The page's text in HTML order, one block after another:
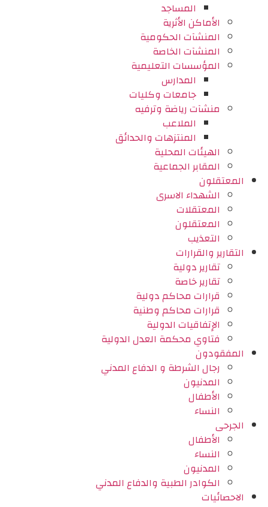
المساجد
الأماكن الأثرية
المنشآت الحكومية
المنشآت الخاصة
المؤسسات التعليمية
المدارس
جامعات وكليات
منشآت رياضة وترفيه
الملاعب
المنتزهات والحدائق
الهيئات المحلية
المقابر الجماعية
المعتقلون
الشهداء الاسرى
المعتقلات
المعتقلون
التعذيب
التقارير والقرارات
تقارير دولية
تقارير خاصة
قرارات محاكم دولية
قرارات محاكم وطنية
الإتفاقيات الدولية
فتاوي محكمة العدل الدولية
المفقودون
رجال الشرطة و الدفاع المدني
المدنيون
الأطفال
النساء
الجرحى
الأطفال
النساء
المدنيون
الكوادر الطبية والدفاع المدني
الاحصائيات